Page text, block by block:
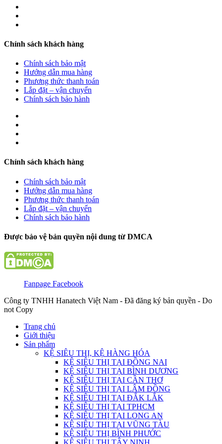
Chính sách khách hàng
Chính sách bảo mật
Hướng dẫn mua hàng
Phương thức thanh toán
Lắp đặt – vận chuyển
Chính sách bảo hành
Chính sách khách hàng
Chính sách bảo mật
Hướng dẫn mua hàng
Phương thức thanh toán
Lắp đặt – vận chuyển
Chính sách bảo hành
Được bảo vệ bản quyền nội dung từ DMCA
Fanpage Facebook
Công ty TNHH Hanatech Việt Nam - Đã đăng ký bản quyền - Do
not Copy
Trang chủ
Giới thiệu
Sản phẩm
KỆ SIÊU THỊ, KỆ HÀNG HÓA
KỆ SIÊU THỊ TẠI ĐỒNG NAI
KỆ SIÊU THỊ TẠI BÌNH DƯƠNG
KỆ SIÊU THỊ TẠI CẦN THƠ
KỆ SIÊU THỊ TẠI LÂM ĐỒNG
KỆ SIÊU THỊ TẠI ĐẮK LẮK
KỆ SIÊU THỊ TẠI TPHCM
KỆ SIÊU THỊ TẠI LONG AN
KỆ SIÊU THỊ TẠI VŨNG TÀU
KỆ SIÊU THỊ BÌNH PHƯỚC